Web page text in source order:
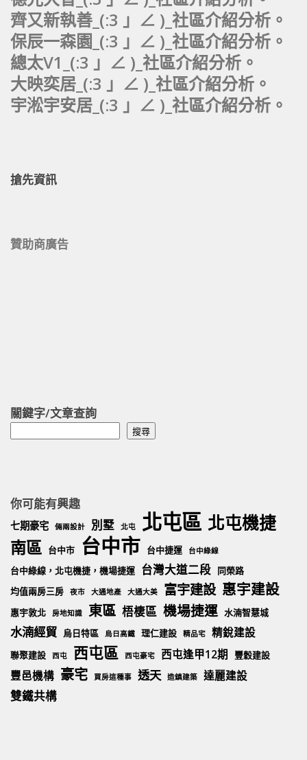
齊又新執善_(:3 」∠ )_社區介紹分析。
保辰一森園_(:3 」∠ )_社區介紹分析。
總太V1_(:3 」∠ )_社區介紹分析。
大映奕居_(:3 」∠ )_社區介紹分析。
宇淞宇安居_(:3 」∠ )_社區介紹分析。
搶先資訊
贊助商廣告
關鍵字/文章查詢
搜尋
你可能有興趣
七期豪宅 倆兩設計 別墅 北屯 北屯區 北屯機捷
南區 台中市 台中市 台中捷運 台中綠線
台中綠線，北屯機捷，機場捷運 台灣大道二段 同榮路
均值兩房三房
夜市 大通地產 大通大美 富宇建設 惠宇建設
惠宇敦北 房地知識 東區 梧棲區 機場捷運 水湳智慧城
水湳經貿 烏日特區 烏日高鐵 理仁建設 精品宅 精銳建設
聯聚建設 西屯 西屯區 西屯豪宅 西屯逢甲12期 豐穀建設
豐邑機構 豪宅 買房這種事 透天 造鎮建築 達麗建設
雙鐵共構